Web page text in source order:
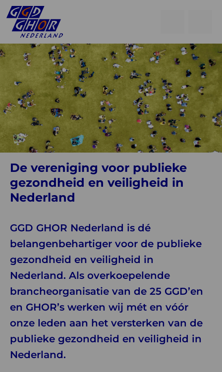
searchpage
De vereniging voor publieke
gezondheid en veiligheid in
Nederland
GGD GHOR Nederland is dé
belangenbehartiger voor de publieke
gezondheid en veiligheid in
Nederland. Als overkoepelende
brancheorganisatie van de 25 GGD’en
en GHOR’s werken wij mét en vóór
onze leden aan het versterken van de
publieke gezondheid en veiligheid in
Nederland.